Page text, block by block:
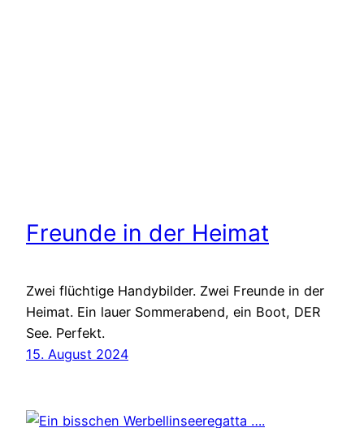
Freunde in der Heimat
Zwei flüchtige Handybilder. Zwei Freunde in der
Heimat. Ein lauer Sommerabend, ein Boot, DER
See. Perfekt.
15. August 2024